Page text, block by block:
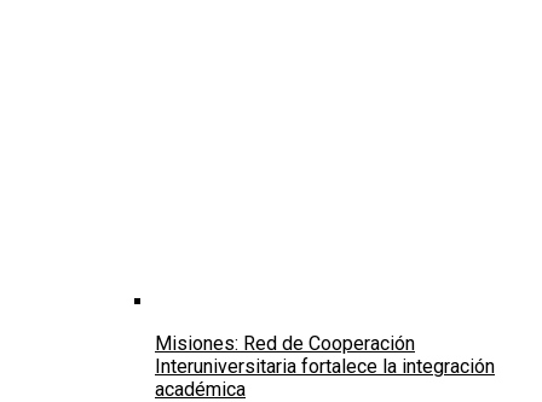
Misiones: Red de Cooperación
Interuniversitaria fortalece la integración
académica